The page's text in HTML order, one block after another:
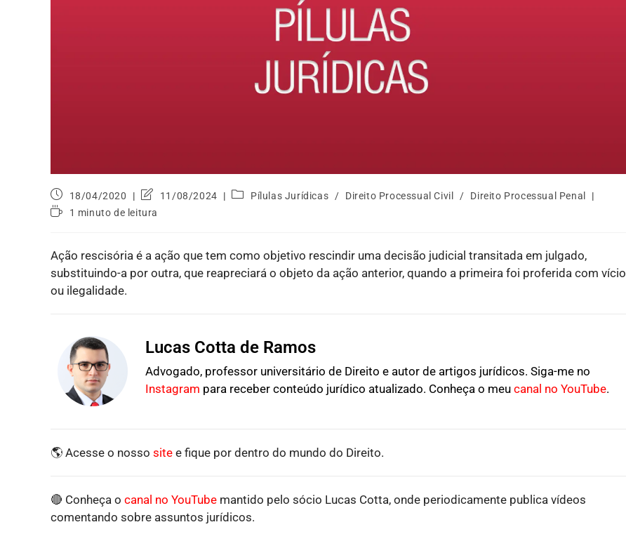
18/04/2020 11/08/2024 Pílulas Jurídicas / Direito Processual Civil /
Direito Processual Penal
1 minuto de leitura
Ação rescisória é a ação que tem como objetivo rescindir uma decisão judicial transitada em julgado,
substituindo-a por outra, que reapreciará o objeto da ação anterior, quando a primeira foi proferida com vício
ou ilegalidade.
Lucas Cotta de Ramos
Advogado, professor universitário de Direito e autor de artigos jurídicos. Siga-me no
Instagram para receber conteúdo jurídico atualizado. Conheça o meu canal no YouTube.
🌎 Acesse o nosso site e fique por dentro do mundo do Direito.
🔴 Conheça o canal no YouTube mantido pelo sócio Lucas Cotta, onde periodicamente publica vídeos
comentando sobre assuntos jurídicos.